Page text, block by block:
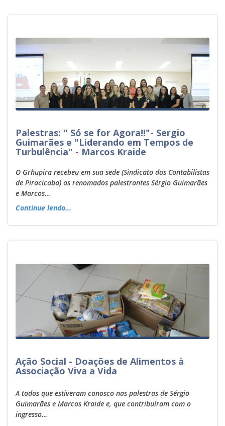
Palestras: " Só se for Agora!!"- Sergio
Guimarães e "Liderando em Tempos de
Turbulência" - Marcos Kraide
O Grhupira recebeu em sua sede (Sindicato dos Contabilistas
de Piracicaba) os renomados palestrantes Sérgio Guimarães
e Marcos…
Continue lendo...
Ação Social - Doações de Alimentos à
Associação Viva a Vida
A todos que estiveram conosco nas palestras de Sérgio
Guimarães e Marcos Kraide e, que contribuíram com o
ingresso…